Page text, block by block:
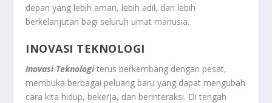
depan yang lebih aman, lebih adil, dan lebih
berkelanjutan bagi seluruh umat manusia.
INOVASI TEKNOLOGI
Inovasi Teknologiterus berkembang dengan pesat,
membuka berbagai peluang baru yang dapat mengubah
cara kita hidup, bekerja, dan berinteraksi. Di tengah